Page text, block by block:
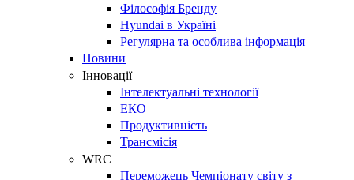
Філософія Бренду
Hyundai в Україні
Регулярна та особлива інформація
Новини
Інновації
Інтелектуальні технології
ЕКО
Продуктивність
Трансмісія
WRC
Переможець Чемпіонату світу з